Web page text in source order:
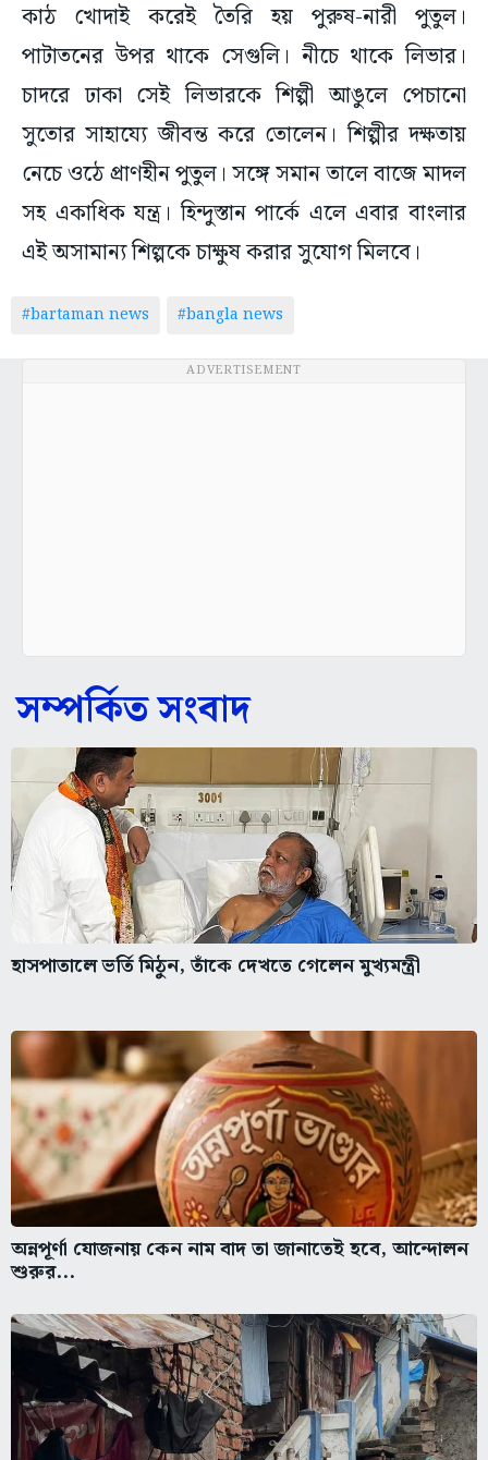
কাঠ খোদাই করেই তৈরি হয় পুরুষ-নারী পুতুল।
পাটাতনের উপর থাকে সেগুলি। নীচে থাকে লিভার।
চাদরে ঢাকা সেই লিভারকে শিল্পী আঙুলে পেচানো
সুতোর সাহায্যে জীবন্ত করে তোলেন। শিল্পীর দক্ষতায়
নেচে ওঠে প্রাণহীন পুতুল। সঙ্গে সমান তালে বাজে মাদল
সহ একাধিক যন্ত্র। হিন্দুস্তান পার্কে এলে এবার বাংলার
এই অসামান্য শিল্পকে চাক্ষুষ করার সুযোগ মিলবে।
#bartaman news #bangla news
ADVERTISEMENT
সম্পর্কিত সংবাদ
হাসপাতালে ভর্তি মিঠুন, তাঁকে দেখতে গেলেন মুখ্যমন্ত্রী
অন্নপূর্ণা যোজনায় কেন নাম বাদ তা জানাতেই হবে, আন্দোলন
শুরুর...